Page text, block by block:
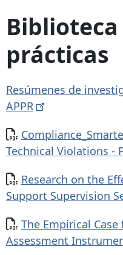
prácticas
Resúmenes de
APPR
Documento
Technical Violations -
Documento
Research on the
Support Supervision
Documento
The Empirical
Assessment